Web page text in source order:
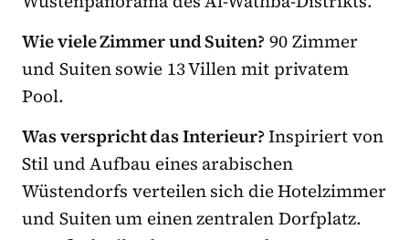
Wie viele Zimmer und Suiten? 90 Zimmer
und Suiten sowie 13 Villen mit privatem
Pool.
Was verspricht das Interieur?Inspiriert von
Stil und Aufbau eines arabischen
Wüstendorfs verteilen sich die Hotelzimmer
und Suiten um einen zentralen Dorfplatz.